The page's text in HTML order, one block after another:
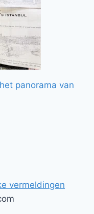
panorama van
vermeldingen